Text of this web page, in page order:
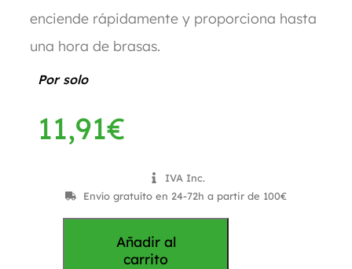
enciende rápidamente y proporciona hasta
una hora de brasas.
Por solo
11,91€
IVA Inc.
Envío gratuíto en 24-72h a partir de 100€
Añadir al
carrito